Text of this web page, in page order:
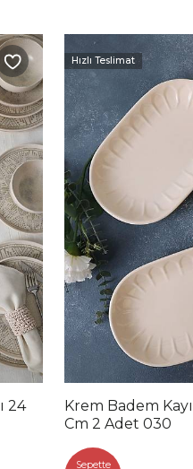
24
Hızlı Teslimat
Krem Badem
Cm 2 Adet 030
Sepette